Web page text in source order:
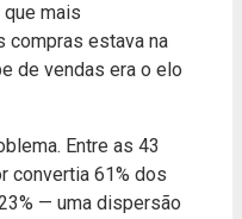
mais
compras estava na
de vendas era o elo
Entre as 43
convertia 61% dos
— uma dispersão